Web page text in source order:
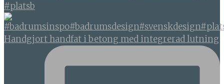
#platsb
Handgjort handfat i betong med integrerad lutning